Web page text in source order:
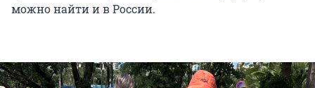
можно найти и в России.